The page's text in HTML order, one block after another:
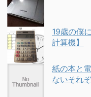
19歳の僕
計算機】
紙の本と
ないそれ